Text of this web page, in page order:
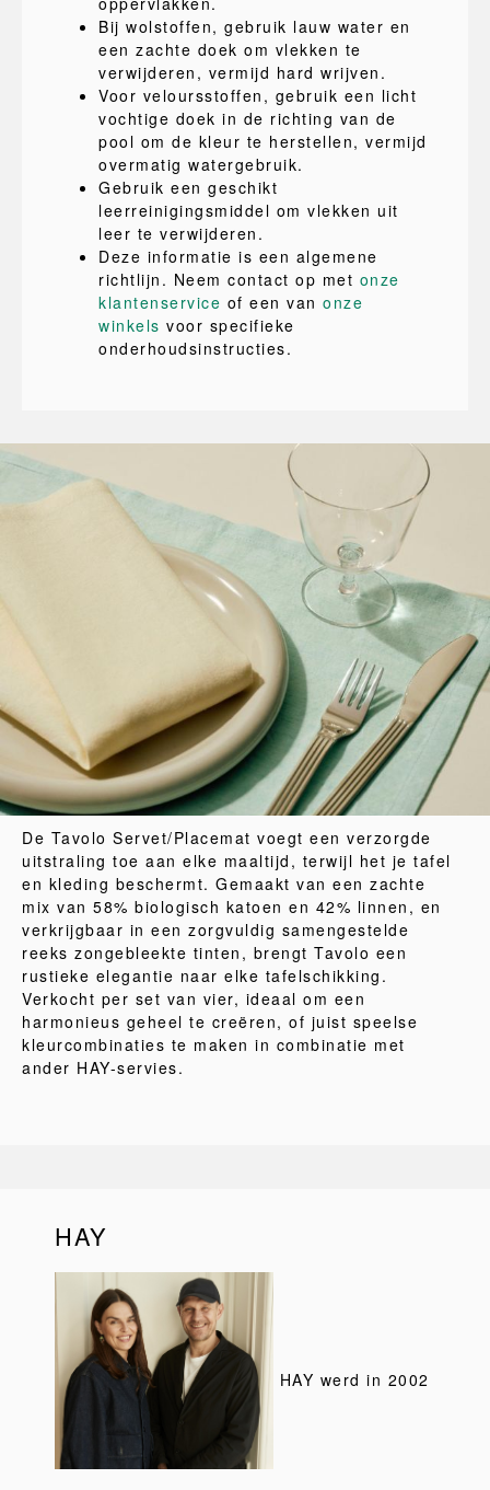
Bij wolstoffen, gebruik lauw water en
een zachte doek om vlekken te
verwijderen, vermijd hard wrijven.
Voor veloursstoffen, gebruik een licht
vochtige doek in de richting van de
pool om de kleur te herstellen, vermijd
overmatig watergebruik.
Gebruik een geschikt
leerreinigingsmiddel om vlekken uit
leer te verwijderen.
Deze informatie is een algemene
richtlijn. Neem contact op met onze
klantenservice of een van onze
winkels voor specifieke
onderhoudsinstructies.
De Tavolo Servet/Placemat voegt een verzorgde
uitstraling toe aan elke maaltijd, terwijl het je tafel
en kleding beschermt. Gemaakt van een zachte
mix van 58% biologisch katoen en 42% linnen, en
verkrijgbaar in een zorgvuldig samengestelde
reeks zongebleekte tinten, brengt Tavolo een
rustieke elegantie naar elke tafelschikking.
Verkocht per set van vier, ideaal om een
harmonieus geheel te creëren, of juist speelse
kleurcombinaties te maken in combinatie met
ander HAY-servies.
HAY
HAY werd in 2002